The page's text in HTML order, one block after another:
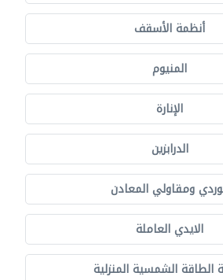
أنظمة الأسقف
المنيوم
الإنارة
الدرابزين
ومقاولي المعادن
الايدي العاملة
الطاقة الشمسية المنزلية